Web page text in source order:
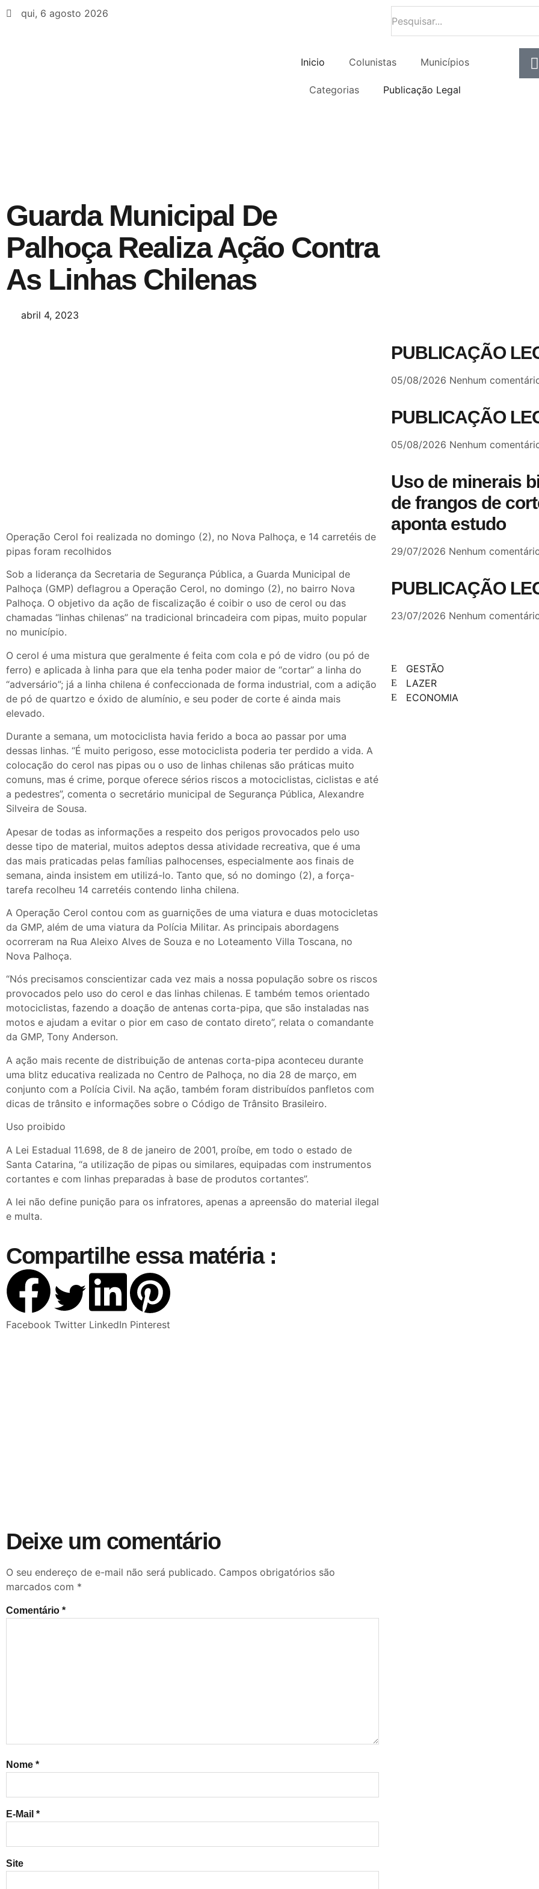
qui, 6 agosto 2026
Inicio Colunistas Municípios
Categorias Publicação Legal
Guarda Municipal De
Palhoça Realiza Ação Contra
As Linhas Chilenas
abril 4, 2023
Operação Cerol foi realizada no domingo (2), no Nova Palhoça, e 14 carretéis de
pipas foram recolhidos
Sob a liderança da Secretaria de Segurança Pública, a Guarda Municipal de
Palhoça (GMP) deflagrou a Operação Cerol, no domingo (2), no bairro Nova
Palhoça. O objetivo da ação de fiscalização é coibir o uso de cerol ou das
chamadas “linhas chilenas” na tradicional brincadeira com pipas, muito popular
no município.
O cerol é uma mistura que geralmente é feita com cola e pó de vidro (ou pó de
ferro) e aplicada à linha para que ela tenha poder maior de “cortar” a linha do
“adversário”; já a linha chilena é confeccionada de forma industrial, com a adição
de pó de quartzo e óxido de alumínio, e seu poder de corte é ainda mais
elevado.
Durante a semana, um motociclista havia ferido a boca ao passar por uma
dessas linhas. “É muito perigoso, esse motociclista poderia ter perdido a vida. A
colocação do cerol nas pipas ou o uso de linhas chilenas são práticas muito
comuns, mas é crime, porque oferece sérios riscos a motociclistas, ciclistas e até
a pedestres”, comenta o secretário municipal de Segurança Pública, Alexandre
Silveira de Sousa.
Apesar de todas as informações a respeito dos perigos provocados pelo uso
desse tipo de material, muitos adeptos dessa atividade recreativa, que é uma
das mais praticadas pelas famílias palhocenses, especialmente aos finais de
semana, ainda insistem em utilizá-lo. Tanto que, só no domingo (2), a força-
tarefa recolheu 14 carretéis contendo linha chilena.
A Operação Cerol contou com as guarnições de uma viatura e duas motocicletas
da GMP, além de uma viatura da Polícia Militar. As principais abordagens
ocorreram na Rua Aleixo Alves de Souza e no Loteamento Villa Toscana, no
Nova Palhoça.
“Nós precisamos conscientizar cada vez mais a nossa população sobre os riscos
provocados pelo uso do cerol e das linhas chilenas. E também temos orientado
motociclistas, fazendo a doação de antenas corta-pipa, que são instaladas nas
motos e ajudam a evitar o pior em caso de contato direto”, relata o comandante
da GMP, Tony Anderson.
A ação mais recente de distribuição de antenas corta-pipa aconteceu durante
uma blitz educativa realizada no Centro de Palhoça, no dia 28 de março, em
conjunto com a Polícia Civil. Na ação, também foram distribuídos panfletos com
dicas de trânsito e informações sobre o Código de Trânsito Brasileiro.
Uso proibido
A Lei Estadual 11.698, de 8 de janeiro de 2001, proíbe, em todo o estado de
Santa Catarina, “a utilização de pipas ou similares, equipadas com instrumentos
cortantes e com linhas preparadas à base de produtos cortantes”.
A lei não define punição para os infratores, apenas a apreensão do material ilegal
e multa.
Compartilhe essa matéria :
Facebook Twitter LinkedIn Pinterest
Deixe um comentário
O seu endereço de e-mail não será publicado. Campos obrigatórios são
marcados com *
Comentário *
Nome *
E-Mail *
Site
PUBLICAÇÃO
05/08/2026 Nenhum
PUBLICAÇÃO
05/08/2026 Nenhum
Uso de minerais
de frangos de
aponta estudo
29/07/2026 Nenhum
PUBLICAÇÃO
23/07/2026 Nenhum
GESTÃO
LAZER
ECONOMIA